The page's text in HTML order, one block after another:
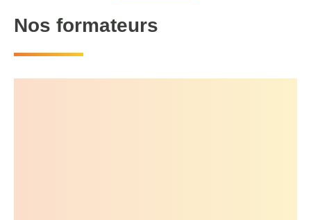
Colmar, Mulhouse), Champagne Ardennes
(Reims) et en Bourgogne (Dijon). Nous pouvons
Nos formateurs